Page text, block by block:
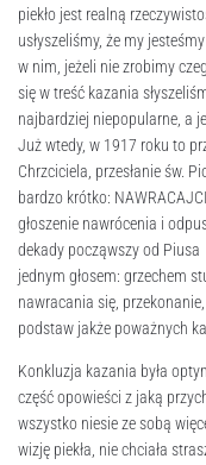
piekło jest realną
usłyszeliśmy, że my
w nim, jeżeli nie zrobimy
się w treść kazania
najbardziej niepopularne, a
Już wtedy, w 1917 roku to
Chrzciciela, przesłanie św.
bardzo krótko:
głoszenie nawrócenia i
dekady począwszy od
jednym głosem: grzechem
nawracania się,
podstaw jakże poważnych
Konkluzja kazania była
część opowieści z jaką
wszystko niesie ze sobą
wizję piekła, nie chciała